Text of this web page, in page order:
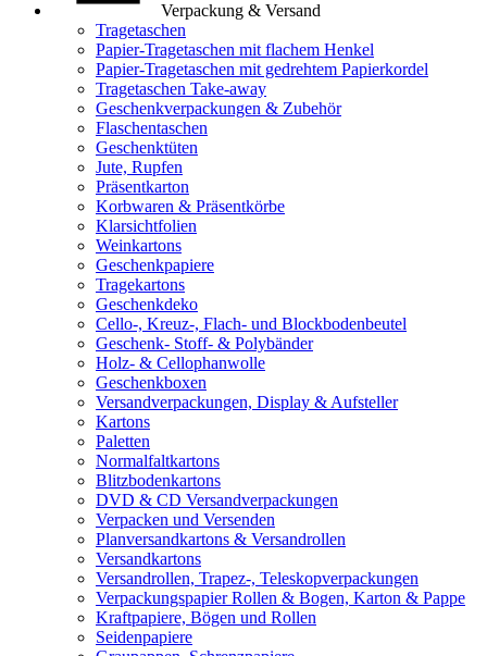
Verpackung & Versand
Tragetaschen
Papier-Tragetaschen mit flachem Henkel
Papier-Tragetaschen mit gedrehtem Papierkordel
Tragetaschen Take-away
Geschenkverpackungen & Zubehör
Flaschentaschen
Geschenktüten
Jute, Rupfen
Präsentkarton
Korbwaren & Präsentkörbe
Klarsichtfolien
Weinkartons
Geschenkpapiere
Tragekartons
Geschenkdeko
Cello-, Kreuz-, Flach- und Blockbodenbeutel
Geschenk- Stoff- & Polybänder
Holz- & Cellophanwolle
Geschenkboxen
Versandverpackungen, Display & Aufsteller
Kartons
Paletten
Normalfaltkartons
Blitzbodenkartons
DVD & CD Versandverpackungen
Verpacken und Versenden
Planversandkartons & Versandrollen
Versandkartons
Versandrollen, Trapez-, Teleskopverpackungen
Verpackungspapier Rollen & Bogen, Karton & Pappe
Kraftpapiere, Bögen und Rollen
Seidenpapiere